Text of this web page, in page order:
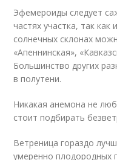
Эфемероиды следует
частях участка, так
солнечных склонах
«Апеннинская»,
Большинство других
в полутени.
Никакая анемона не
стоит подбирать
Ветреница гораздо
умеренно плодородных